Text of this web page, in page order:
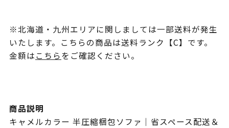
※北海道・九州エリアに関しましては一部送料が発生
いたします。こちらの商品は送料ランク【C】です。
金額はこちらをご確認ください。
商品説明
キャメルカラー 半圧縮梱包ソファ｜省スペース配送＆